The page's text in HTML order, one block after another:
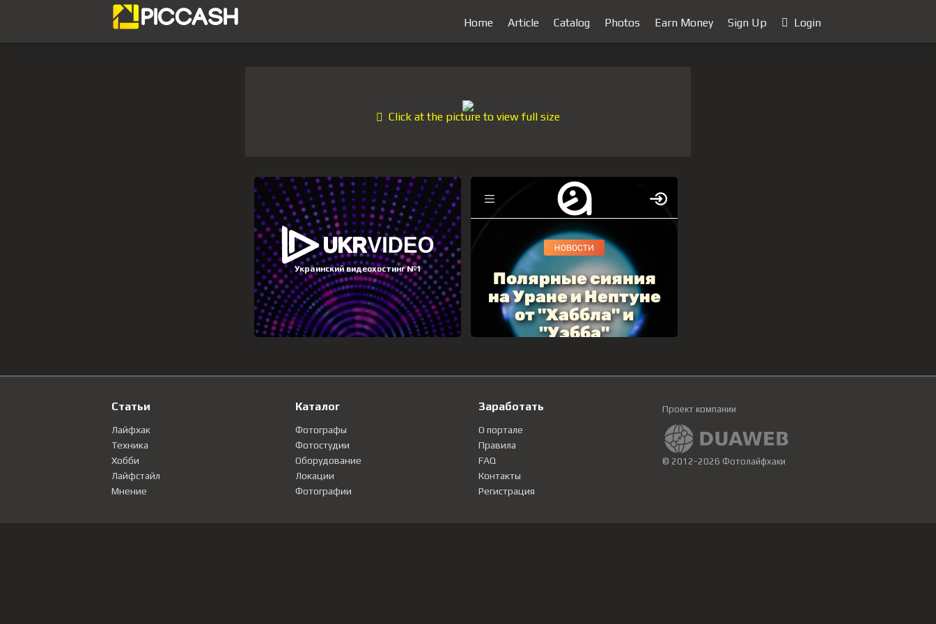
Home Article Catalog Photos Earn Money Sign Up Login
Click at the picture to view full size
Статьи
Лайфхак
Техника
Хобби
Лайфстайл
Мнение
Каталог
Фотографы
Фотостудии
Оборудование
Локации
Фотографии
Заработать
О портале
Правила
FAQ
Контакты
Регистрация
Проект компании
© 2012-2026 Фотолайфхаки